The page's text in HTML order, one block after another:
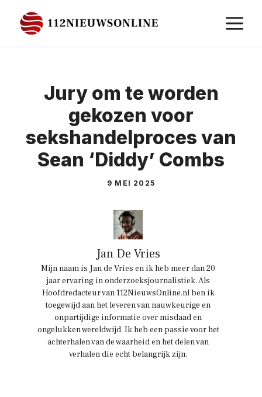
naar
de
Jury om te worden
gekozen voor
sekshandelproces van
Sean ‘Diddy’ Combs
9 MEI 2025
Jan De Vries
Mijn naam is Jan de Vries en ik heb meer dan 20
jaar ervaring in onderzoeksjournalistiek. Als
Hoofdredacteur van 112NieuwsOnline.nl ben ik
toegewijd aan het leveren van nauwkeurige en
onpartijdige informatie over misdaad en
ongelukken wereldwijd. Ik heb een passie voor het
achterhalen van de waarheid en het delen van
verhalen die echt belangrijk zijn.